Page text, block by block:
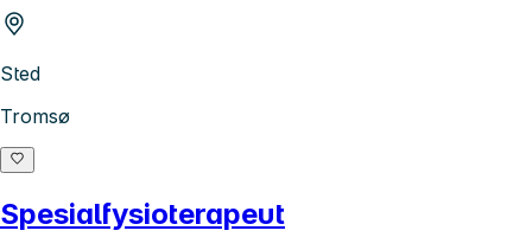
Sted
Tromsø
Spesialfysioterapeut